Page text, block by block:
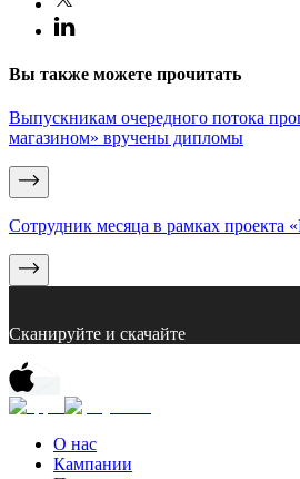
Вы также можете прочитать
Выпускникам очередного потока
магазином» вручены дипломы
Сотрудник месяца в рамках проекта
Сканируйте и скачайте
О нас
Кампании